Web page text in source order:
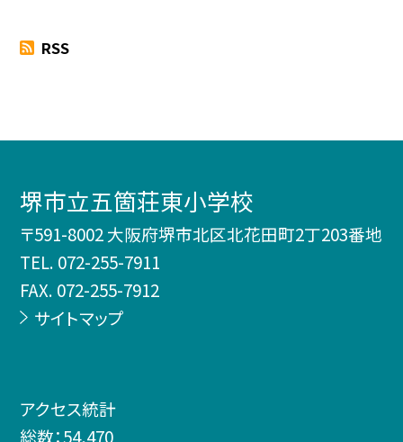
RSS
堺市立五箇荘東小学校
〒591-8002 大阪府堺市北区北花田町2丁203番地
TEL. 072-255-7911
FAX. 072-255-7912
サイトマップ
アクセス統計
総数：54,470